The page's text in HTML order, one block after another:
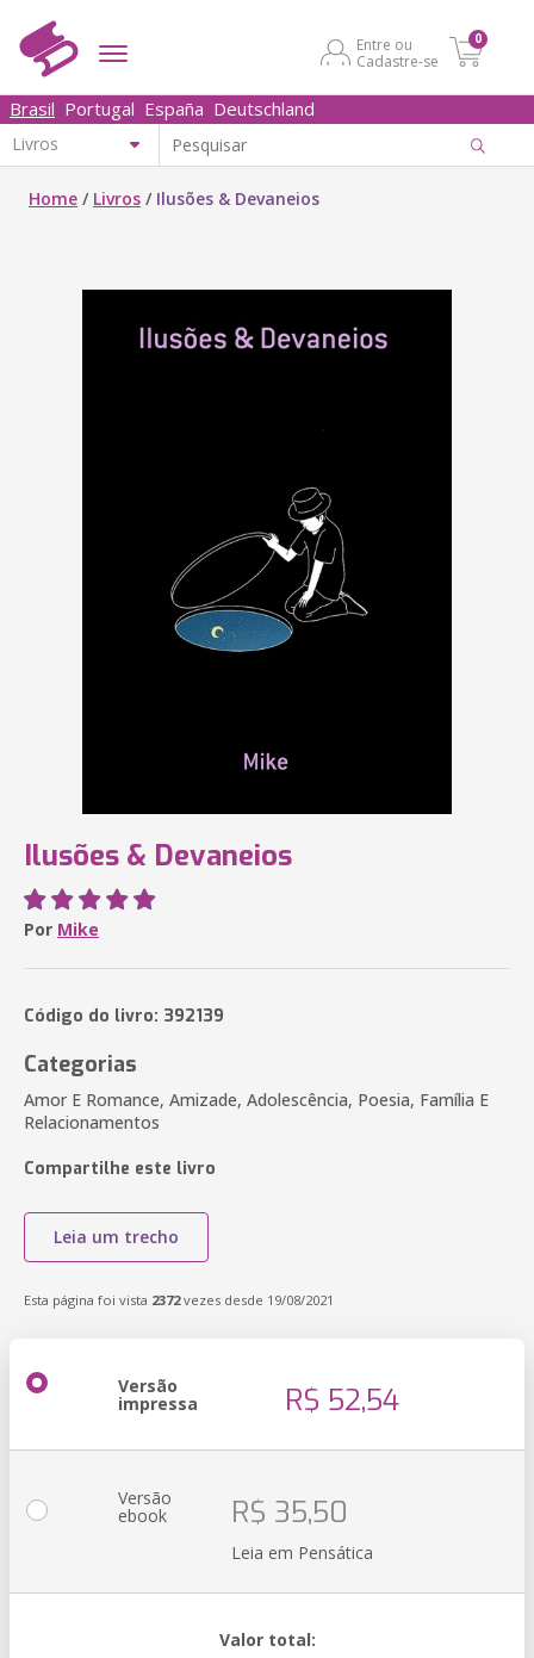
Entre ou
Cadastre-se
0
Brasil Portugal España Deutschland
Home / Livros / Ilusões & Devaneios
Ilusões & Devaneios
Por Mike
Código do livro: 392139
Categorias
Amor E Romance, Amizade, Adolescência, Poesia, Família E
Relacionamentos
Compartilhe este livro
Leia um trecho
Esta página foi vista 2372vezes desde 19/08/2021
Versão
impressa R$ 52,54
Versão
ebook R$ 35,50
Leia em Pensática
Valor total: